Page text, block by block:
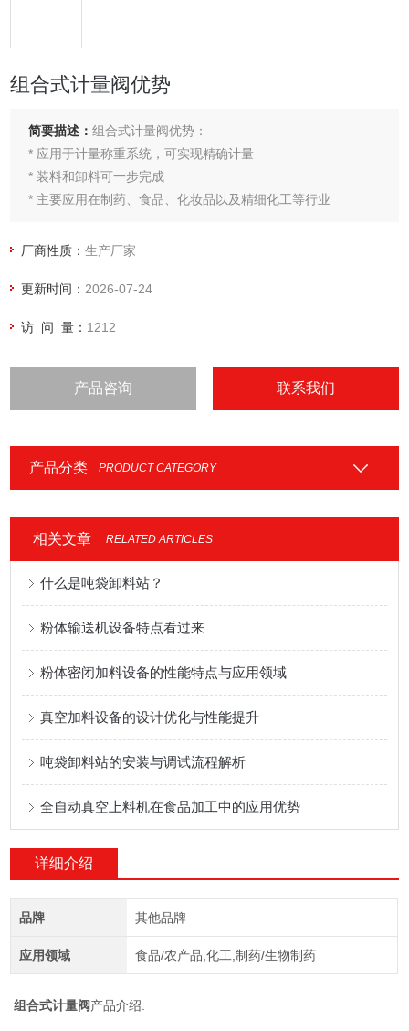
组合式计量阀优势
简要描述：组合式计量阀优势：
* 应用于计量称重系统，可实现精确计量
* 装料和卸料可一步完成
* 主要应用在制药、食品、化妆品以及精细化工等行业
厂商性质：生产厂家
更新时间： 2026-07-24
访 问 量： 1212
产品咨询 联系我们
产品分类 PRODUCT CATEGORY
相关文章 RELATED ARTICLES
什么是吨袋卸料站？
粉体输送机设备特点看过来
粉体密闭加料设备的性能特点与应用领域
真空加料设备的设计优化与性能提升
吨袋卸料站的安装与调试流程解析
全自动真空上料机在食品加工中的应用优势
详细介绍
品牌 其他品牌
应用领域 食品/农产品,化工,制药/生物制药
组合式计量阀产品介绍: